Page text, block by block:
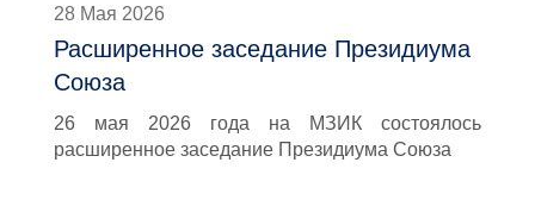
28 Мая 2026
Расширенное заседание Президиума
Союза
26 мая 2026 года на МЗИК состоялось
расширенное заседание Президиума Союза